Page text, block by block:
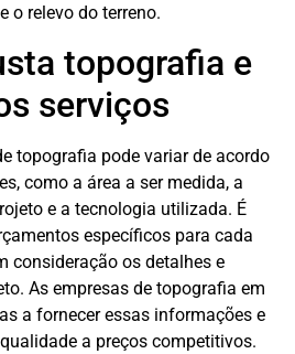
o relevo do terreno.
topografia e
serviços
topografia pode variar de acordo
como a área a ser medida, a
e a tecnologia utilizada. É
específicos para cada
consideração os detalhes e
As empresas de topografia em
a fornecer essas informações e
a preços competitivos.